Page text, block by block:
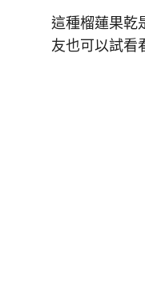
這種榴蓮果乾
友也可以試看